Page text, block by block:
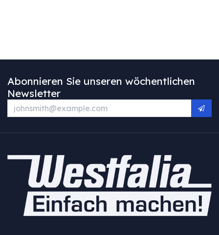
Abonnieren Sie unseren wöchentlichen
Newsletter